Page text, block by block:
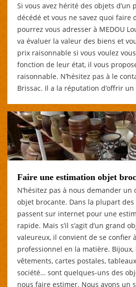
Si vous avez hérité des objets d’un
décédé et vous ne savez quoi faire
pourrez vous adresser à MEDOU
va évaluer la valeur des biens et
prix raisonnable si vous voulez
fonction de leur état, il vous
raisonnable. N’hésitez pas à le
Brissac. Il a la réputation d’offrir
Faire une estimation objet
N’hésitez pas à nous demander un
objet brocante. Dans la plupart des
passent sur internet pour une
rapide. Mais s’il s’agit d’un grand
valeureux, il convient de se confier
professionnel en la matière. Bijoux,
vêtements, cartes postales,
société… sont quelques-uns des
nous faire estimer. Nous avons un